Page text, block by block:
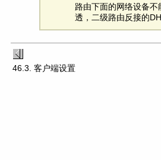
路由下面的网络设备
透，二级路由反接的
46.3. 客户端设置